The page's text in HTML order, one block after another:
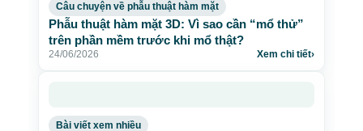
Câu chuyện về phẫu thuật hàm mặt
Phẫu thuật hàm mặt 3D: Vì sao cần “mổ thử”
trên phần mềm trước khi mổ thật?
24/06/2026 Xem chi tiết›
Bài viết xem nhiều